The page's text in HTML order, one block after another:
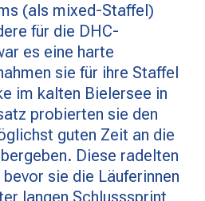
(als mixed-Staffel)
für die DHC-
es eine harte
sie für ihre Staffel
im kalten Bielersee in
probierten sie den
guten Zeit an die
Diese radelten
sie die Läuferinnen
langen Schlusssprint